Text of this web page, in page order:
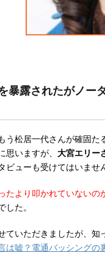
暴露されたがノー
う松居一代さんが確固
いますが、 大宮エリー
ビューも受けてはいませ
たより叩かれていないの
た。
ていただきましたが、
は嘘？電通バッシングの